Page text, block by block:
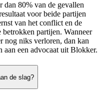
80% van de gevallen
voor beide partijen
van het conflict en de
partijen. Wanneer
nog niks verloren, dan kan
aan een advocaat uit Blokker.
de slag?